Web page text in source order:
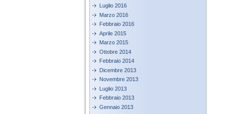
Luglio 2016
Marzo 2016
Febbraio 2016
Aprile 2015
Marzo 2015
Ottobre 2014
Febbraio 2014
Dicembre 2013
Novembre 2013
Luglio 2013
Febbraio 2013
Gennaio 2013